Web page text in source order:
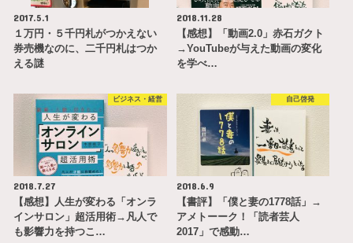
2017.5.1
１万円・５千円札がつかえない
券売機なのに、二千円札はつか
える謎
2018.11.28
【感想】「動画2.0」赤石ガクト
→YouTubeが与えた動画の変化
を学べ…
ビジネス・経営
2018.7.27
【感想】人生が変わる「オンラ
インサロン」超活用術→凡人で
も影響力を持つこ…
自己啓発
2018.6.9
【書評】「僕と妻の1778話」→
アメトーーク！「読者芸人
2017」で感動…